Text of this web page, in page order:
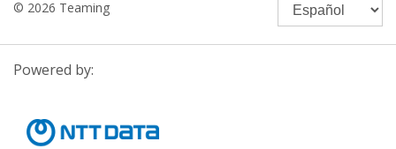
© 2026 Teaming
Powered by: